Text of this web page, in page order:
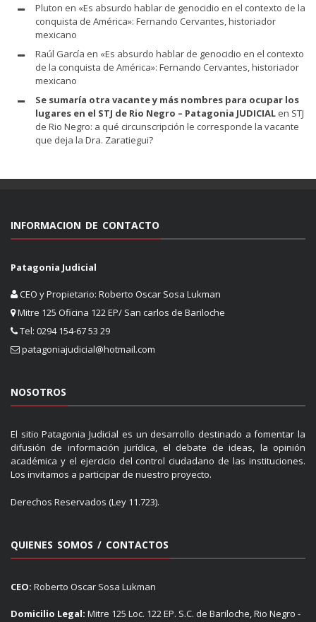
Pluton en «Es absurdo hablar de genocidio en el contexto de la
conquista de América»: Fernando Cervantes, historiador
mexicano
Raúl García en «Es absurdo hablar de genocidio en el contexto
de la conquista de América»: Fernando Cervantes, historiador
mexicano
Se sumaría otra vacante y más nombres para ocupar los
lugares en el STJ de Rio Negro – Patagonia JUDICIAL en STJ
de Rio Negro: a qué circunscripción le corresponde la vacante
que deja la Dra. Zaratiegui?
INFORMACION DE CONTACTO
Patagonia Judicial
CEO y Propietario: Roberto Oscar Sosa Lukman
Mitre 125 Oficina 122 EP/ San carlos de Bariloche
Tel: 0294 154-67 53 29
patagoniajudicial@hotmail.com
NOSOTROS
El sitio Patagonia Judicial es un desarrollo destinado a fomentar la
difusión de información jurídica, el debate de ideas, la opinión
académica y el ejercicio del control ciudadano de las instituciones.
Los invitamos a participar de nuestro proyecto.
Derechos Reservados (Ley 11.723).
QUIENES SOMOS / CONTACTOS
CEO: Roberto Oscar Sosa Lukman
Domicilio Legal: Mitre 125 Loc. 122 EP. S.C. de Bariloche, Rio Negro -